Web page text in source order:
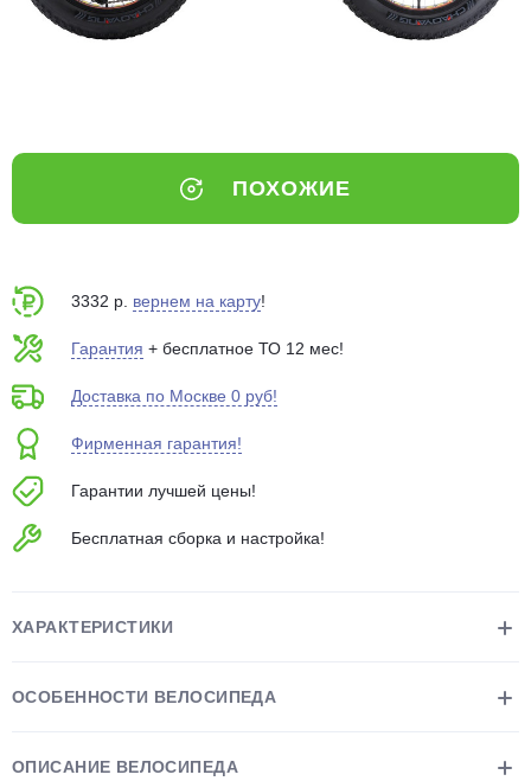
ПОХОЖИЕ
3332 р. вернем на карту!
Гарантия + бесплатное ТО 12 мес!
Доставка по Москве 0 руб!
Фирменная гарантия!
Гарантии лучшей цены!
Бесплатная сборка и настройка!
ХАРАКТЕРИСТИКИ
ОСОБЕННОСТИ ВЕЛОСИПЕДА
ОПИСАНИЕ ВЕЛОСИПЕДА
Оплачивайте сегодня только
выбранный способом
Оставшиеся75% будут
Подробнее
Остались вопросы?